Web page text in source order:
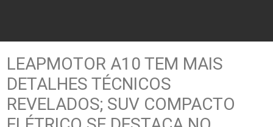
LEAPMOTOR A10 TEM MAIS
DETALHES TÉCNICOS
REVELADOS; SUV COMPACTO